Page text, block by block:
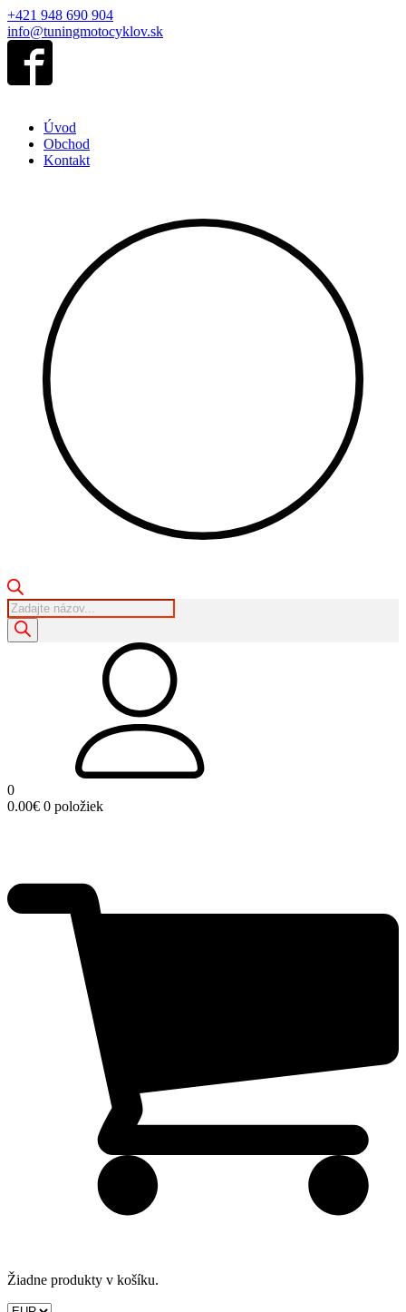
+421 948 690 904
info@tuningmotocyklov.sk
Úvod
Obchod
Kontakt
Products
search
0
0.00€ 0 položiek
Žiadne produkty v košíku.